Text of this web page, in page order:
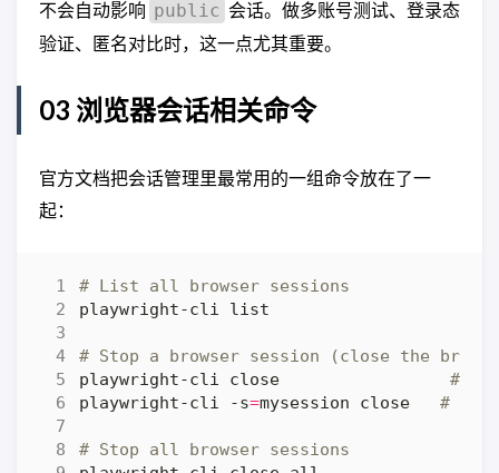
不会自动影响 public 会话。做多账号测试、登录态
验证、匿名对比时，这一点尤其重要。
03 浏览器会话相关命令
官方文档把会话管理里最常用的一组命令放在了一
起：
# List all browser sessions
# Stop a browser session (close the
playwright-cli close #
playwright-cli -s=mysession close #
# Stop all browser sessions